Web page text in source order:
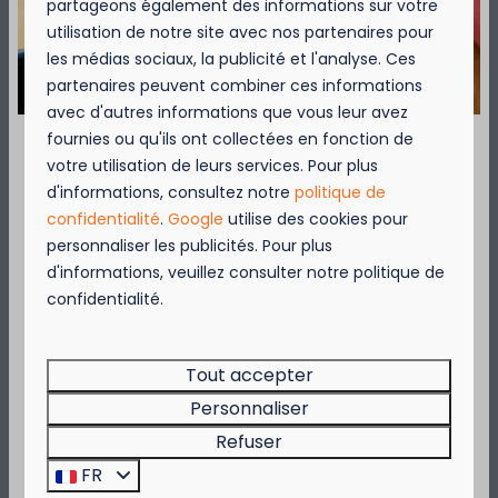
principal
Uniquement pour les camping-cars
Max 12 m longueur
Max. 8 tonnes
De
Emplacement pour
camping-car sur dalle de
September = Mosselmaand!
Geniet van 2 t.e.m. 28 september van 50%
korting op de mosselprijs voor 2 personen
wanneer je een verblijf boekt!
Deze actie is geldig in de restaurants van
Brasserie VierTorrein Nieuwpoort &BAS Grill
& Terracein Westende.
Wees er snel bij, want de actie is geldig zolang
partageons également des informations sur votre
utilisation de notre site avec nos partenaires pour
les médias sociaux, la publicité et l'analyse. Ces
partenaires peuvent combiner ces informations
avec d'autres informations que vous leur avez
fournies ou qu'ils ont collectées en fonction de
votre utilisation de leurs services. Pour plus
d'informations, consultez notrepolitique de
confidentialité.Google utilise des cookies pour
personnaliser les publicités. Pour plus
d'informations, veuillez consulter notre politique de
confidentialité.
Tout accepter
Personnaliser
Refuser
FR